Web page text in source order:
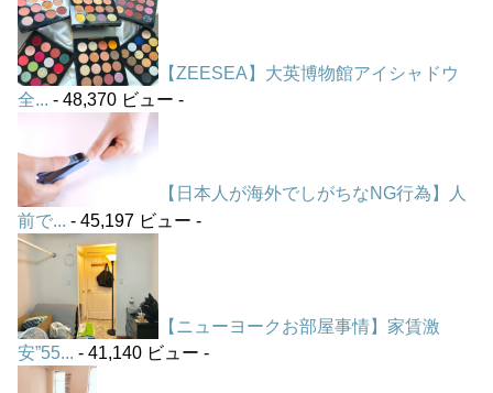
【ZEESEA】大英博物館アイシャドウ
全... - 48,370 ビュー -
【日本人が海外でしがちなNG行為】人
前で...
- 45,197 ビュー -
【ニューヨークお部屋事情】家賃激
安”55...
- 41,140 ビュー -